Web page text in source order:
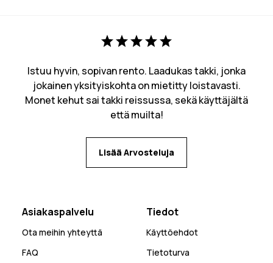
Istuu hyvin, sopivan rento. Laadukas takki, jonka
jokainen yksityiskohta on mietitty loistavasti.
Monet kehut sai takki reissussa, sekä käyttäjältä
että muilta!
Lisää Arvosteluja
Asiakaspalvelu
Ota meihin yhteyttä
FAQ
Tiedot
Käyttöehdot
Tietoturva